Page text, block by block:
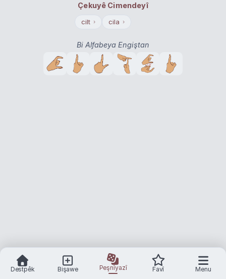
Çekuyê Cimendeyî
cilt › cila ›
Bi Alfabeya Engiştan
Destpêk Bişawe Peşnîyazî Favî Menu